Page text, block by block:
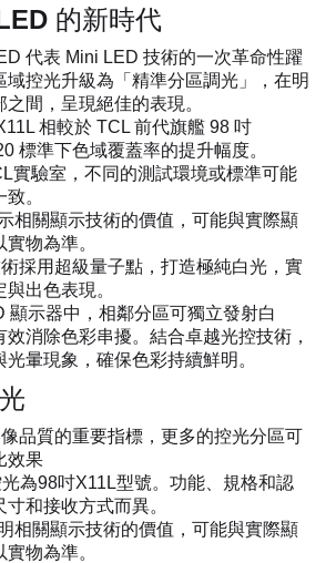
的新時代
代表 Mini LED 技術的一次革命性躍
域控光升級為「精準分區調光」，在明
間，呈現絕佳的表現。
相較於 TCL 前代旗艦 98 吋
標準下色域覆蓋率的提升幅度。
實驗室，不同的測試環境或標準可能
。
相關顯示技術的價值，可能與實際顯
物為準。
採用超級量子點，打造極純白光，實
出色表現。
顯示器中，相鄰分區可獨立發射白
消除色彩串擾。結合卓越光控技術，
暈現象，確保色彩持續鮮明。
品質的重要指標，更多的控光分區可
效果
為98吋X11L型號。功能、規格和認
和接收方式而異。
相關顯示技術的價值，可能與實際顯
物為準。